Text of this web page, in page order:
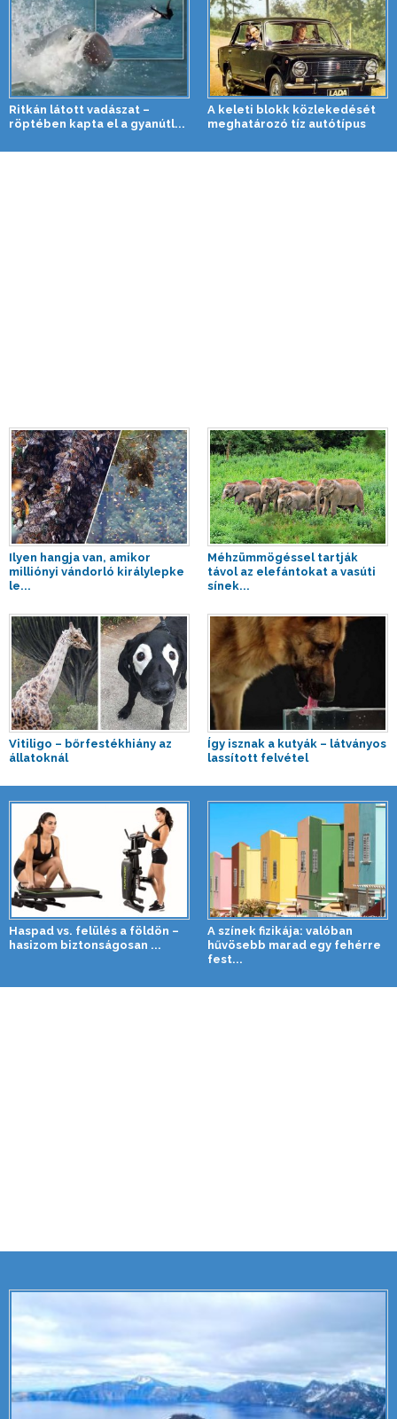
Ritkán látott vadászat –
röptében kapta el a gyanútl...
A keleti blokk közlekedését
meghatározó tíz autótípus
Ilyen hangja van, amikor
milliónyi vándorló királylepke
le...
Méhzümmögéssel tartják
távol az elefántokat a vasúti
sínek...
Vitiligo – bőrfestékhiány az
állatoknál
Így isznak a kutyák – látványos
lassított felvétel
Haspad vs. felülés a földön –
hasizom biztonságosan ...
A színek fizikája: valóban
hűvösebb marad egy fehérre
fest...